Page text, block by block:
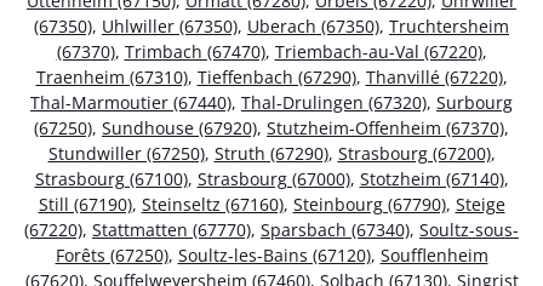
(67350), Uhlwiller (67350), Uberach (67350), Truchtersheim
(67370), Trimbach (67470), Triembach-au-Val (67220),
Traenheim (67310), Tieffenbach (67290), Thanvillé (67220),
Thal-Marmoutier (67440), Thal-Drulingen (67320), Surbourg
(67250), Sundhouse (67920), Stutzheim-Offenheim (67370),
Stundwiller (67250), Struth (67290), Strasbourg (67200),
Strasbourg (67100), Strasbourg (67000), Stotzheim (67140),
Still (67190), Steinseltz (67160), Steinbourg (67790), Steige
(67220), Stattmatten (67770), Sparsbach (67340), Soultz-sous-
Forêts (67250), Soultz-les-Bains (67120), Soufflenheim
(67620), Souffelweyersheim (67460), Solbach (67130), Singrist